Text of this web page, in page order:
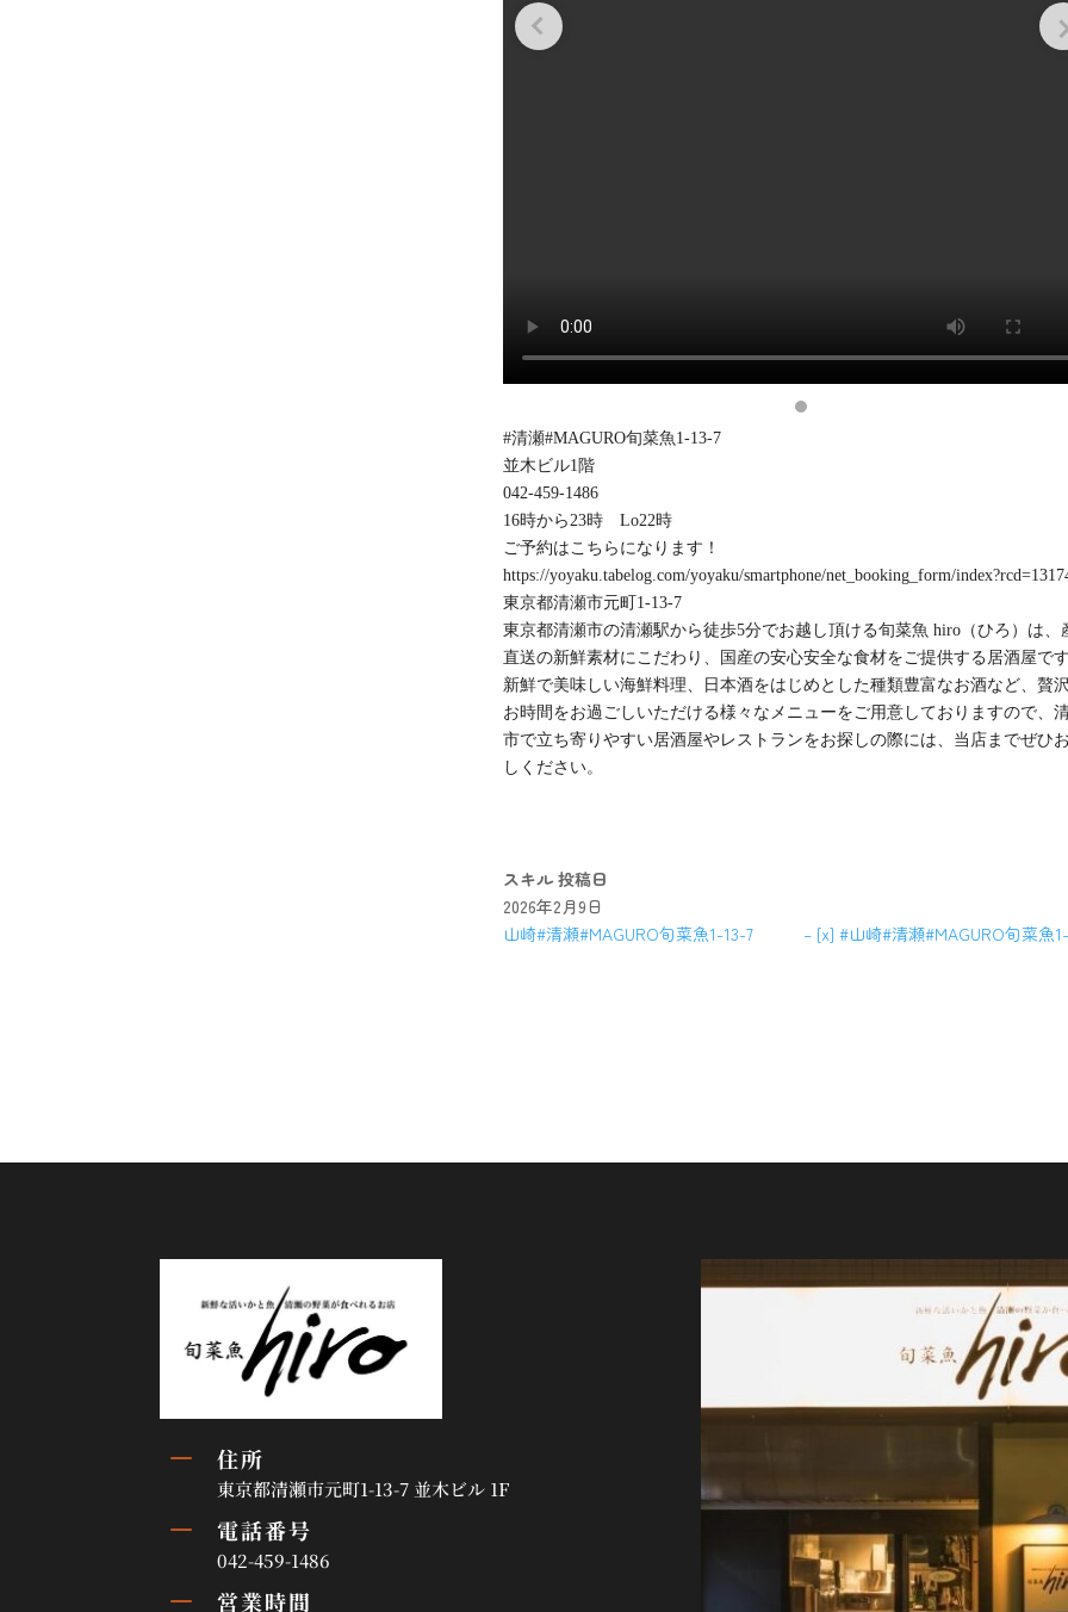
#清瀬#MAGURO旬菜魚1-13-7
並木ビル1階
042-459-1486
16時から23時 Lo22時
ご予約はこちらになります！
https://yoyaku.tabelog.com/yoyaku/smartphone/net_booking_form/
東京都清瀬市元町1-13-7
東京都清瀬市の清瀬駅から徒歩5分でお越し頂ける旬菜魚 hiro（ひろ）は、
直送の新鮮素材にこだわり、国産の安心安全な食材をご提供する居酒屋です
新鮮で美味しい海鮮料理、日本酒をはじめとした種類豊富なお酒など、贅
お時間をお過ごしいただける様々なメニューをご用意しておりますので、
市で立ち寄りやすい居酒屋やレストランをお探しの際には、当店までぜひ
しください。
スキル 投稿日
2026年2月9日
山崎#清瀬#MAGURO旬菜魚1-13-7
– [x] #山崎#清瀬#MAGURO旬菜魚
K 住所
東京都清瀬市元町1-13-7 並木ビル 1F
K 電話番号
042-459-1486
K 営業時間